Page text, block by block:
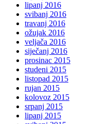
lipanj 2016
svibanj 2016
travanj 2016
ožujak 2016
veljača 2016
siječanj 2016
prosinac 2015
studeni 2015
listopad 2015
rujan 2015
kolovoz 2015
srpanj 2015
lipanj 2015